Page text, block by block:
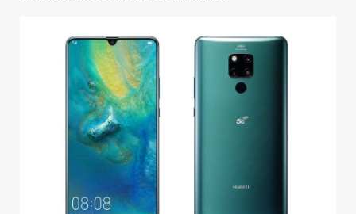
VAIHDA TEEMA